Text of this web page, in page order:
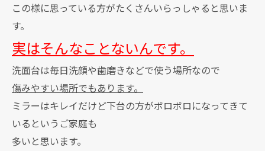
この様に思っている方がたくさんいらっしゃると思いま
す。
実はそんなことないんです。
洗面台は毎日洗顔や歯磨きなどで使う場所なので
傷みやすい場所でもあります。
ミラーはキレイだけど下台の方がボロボロになってきて
いるというご家庭も
多いと思います。